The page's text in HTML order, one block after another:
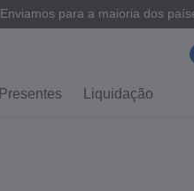
Enviamos para a maioria dos
Presentes Liquidação